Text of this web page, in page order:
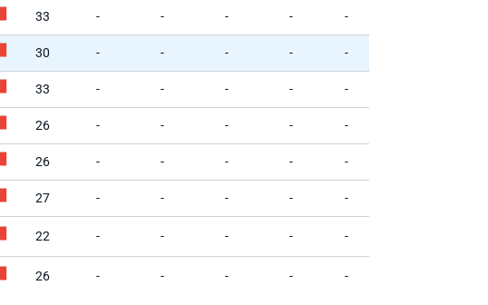
33 - - - - -
30 - - - - -
33 - - - - -
26 - - - - -
26 - - - - -
27 - - - - -
22 - - - - -
26 - - - - -